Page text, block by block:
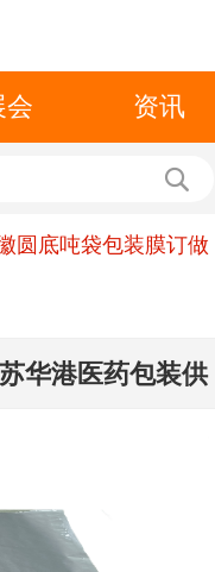
会 资讯
圆底吨袋包装膜订做
华港医药包装供